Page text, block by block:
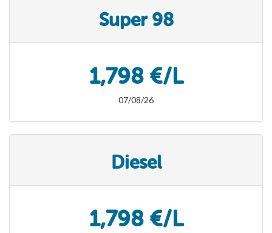
Super 98
1,798 €/L
07/08/26
Diesel
1,798 €/L